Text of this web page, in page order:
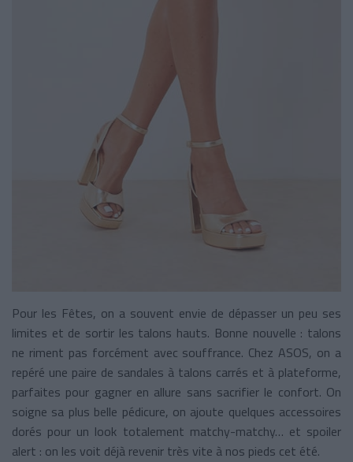
Pour les Fêtes, on a souvent envie de dépasser un peu ses
limites et de sortir les talons hauts. Bonne nouvelle : talons
ne riment pas forcément avec souffrance. Chez ASOS, on a
repéré une paire de sandales à talons carrés et à plateforme,
parfaites pour gagner en allure sans sacrifier le confort. On
soigne sa plus belle pédicure, on ajoute quelques accessoires
dorés pour un look totalement matchy-matchy… et spoiler
alert : on les voit déjà revenir très vite à nos pieds cet été.